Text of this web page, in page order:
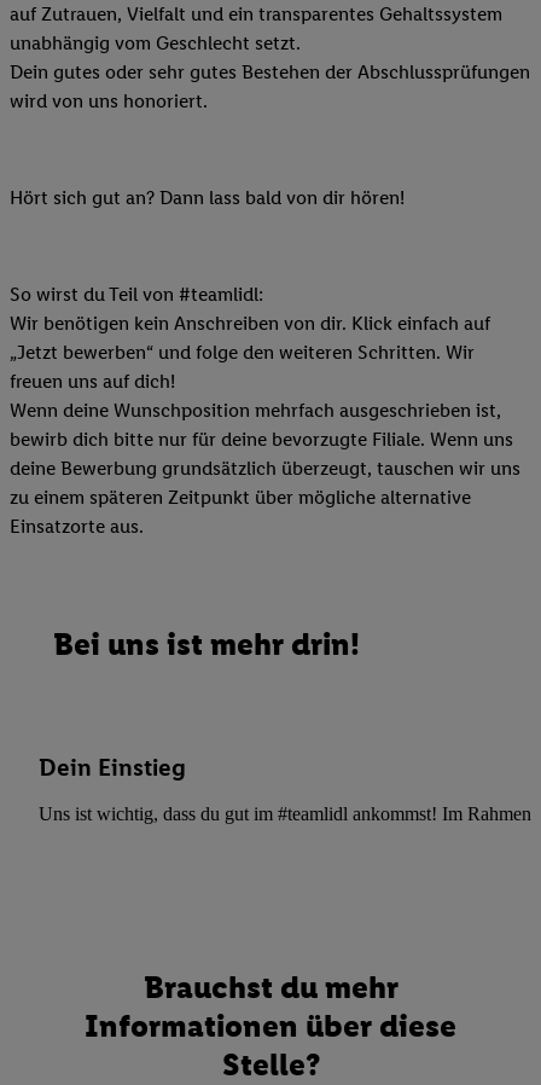
auf Zutrauen, Vielfalt und ein transparentes Gehaltssystem
unabhängig vom Geschlecht setzt.
Dein gutes oder sehr gutes Bestehen der Abschlussprüfungen
wird von uns honoriert.
Hört sich gut an? Dann lass bald von dir hören!
So wirst du Teil von #teamlidl:
Wir benötigen kein Anschreiben von dir. Klick einfach auf
„Jetzt bewerben“ und folge den weiteren Schritten. Wir
freuen uns auf dich!
Wenn deine Wunschposition mehrfach ausgeschrieben ist,
bewirb dich bitte nur für deine bevorzugte Filiale. Wenn uns
deine Bewerbung grundsätzlich überzeugt, tauschen wir uns
zu einem späteren Zeitpunkt über mögliche alternative
Einsatzorte aus.
Bei uns ist mehr drin!
Dein Einstieg
Uns ist wichtig, dass du gut im #teamlidl ankommst! Im Rahmen
Brauchst du mehr
Informationen über diese
Stelle?